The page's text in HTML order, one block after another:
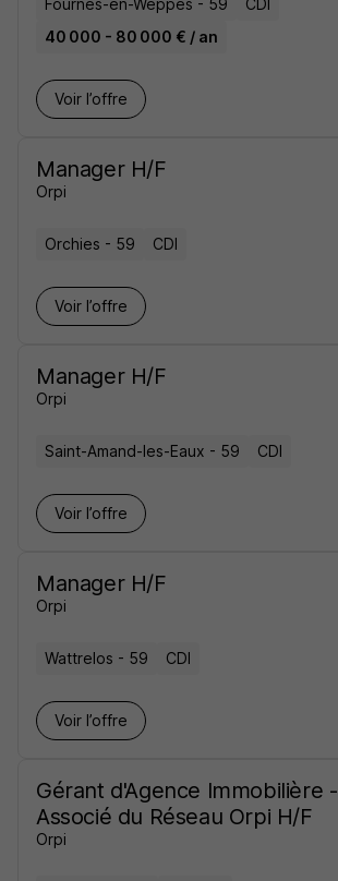
Fournes-en-Weppes - 59
CDI
40 000 - 80 000 € / an
Voir l’offre
Manager H/F
Orpi
Orchies - 59 CDI
Voir l’offre
Manager H/F
Orpi
Saint-Amand-les-Eaux - 59 CDI
Voir l’offre
Manager H/F
Orpi
Wattrelos - 59 CDI
Voir l’offre
Gérant d'Agence Immobilière -
Associé du Réseau Orpi H/F
Orpi